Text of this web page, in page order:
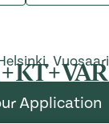
Vuosaari
Application